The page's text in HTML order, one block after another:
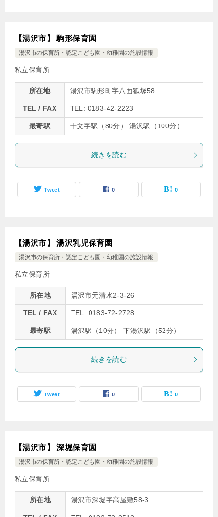
【湯沢市】 駒形保育園
湯沢市の保育所・認定こども園・幼稚園の施設情報
私立保育所
所在地 湯沢市駒形町字八面狐塚58
TEL / FAX TEL: 0183-42-2223
最寄駅 十文字駅（80分） 湯沢駅（100分）
続きを読む
Tweet 0 0
【湯沢市】 湯沢乳児保育園
湯沢市の保育所・認定こども園・幼稚園の施設情報
私立保育所
所在地 湯沢市元清水2-3-26
TEL / FAX TEL: 0183-72-2728
最寄駅 湯沢駅（10分） 下湯沢駅（52分）
続きを読む
Tweet 0 0
【湯沢市】 深堀保育園
湯沢市の保育所・認定こども園・幼稚園の施設情報
私立保育所
所在地 湯沢市深堀字高屋敷58-3